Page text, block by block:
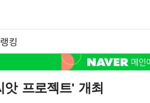
랭킹
프로젝트' 개최